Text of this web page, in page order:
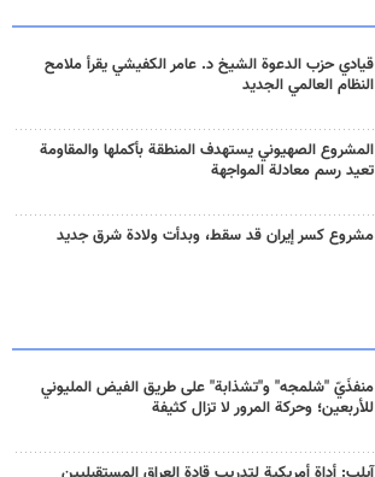
قيادي حزب الدعوة الشيخ د. عامر الكفيشي يقرأ ملامح
النظام العالمي الجديد
المشروع الصهيوني يستهدف المنطقة بأكملها والمقاومة
تعيد رسم معادلة المواجهة
مشروع كسر إيران قد سقط، وبدأت ولادة شرق جديد
منفذَيّ "شلمجه" و"تشذابة" على طريق الفيض المليوني
للأربعين؛ وحركة المرور لا تزال كثيفة